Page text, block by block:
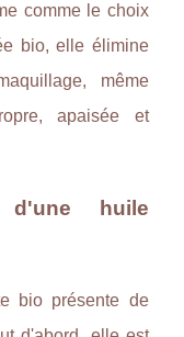
comme le choix
bio, elle élimine
même
apaisée et
huile
bio présente de